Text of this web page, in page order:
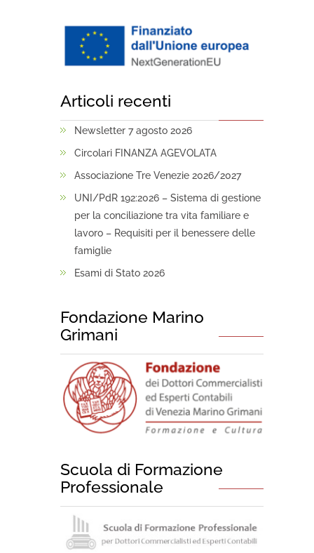
Articoli recenti
Newsletter 7 agosto 2026
Circolari FINANZA AGEVOLATA
Associazione Tre Venezie 2026/2027
UNI/PdR 192:2026 – Sistema di gestione
per la conciliazione tra vita familiare e
lavoro – Requisiti per il benessere delle
famiglie
Esami di Stato 2026
Fondazione Marino
Grimani
Scuola di Formazione
Professionale